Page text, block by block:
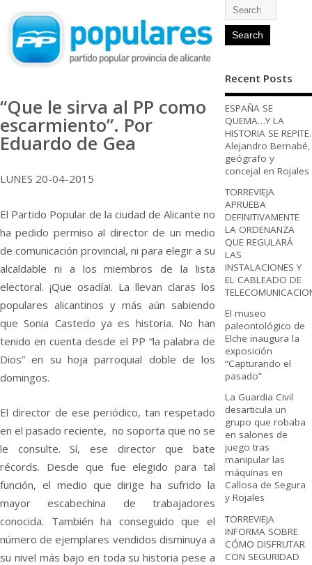
“Que le sirva al PP como
escarmiento”. Por
Eduardo de Gea
LUNES 20-04-2015
El Partido Popular de la ciudad de Alicante no
ha pedido permiso al director de un medio
de comunicación provincial, ni para elegir a su
alcaldable ni a los miembros de la lista
electoral. ¡Que osadía!. La llevan claras los
populares alicantinos y más aún sabiendo
que Sonia Castedo ya es historia. No han
tenido en cuenta desde el PP “la palabra de
Dios” en su hoja parroquial doble de los
domingos.
El director de ese periódico, tan respetado
en el pasado reciente, no soporta que no se
le consulte. Sí, ese director que bate
récords. Desde que fue elegido para tal
función, el medio que dirige ha sufrido la
mayor escabechina de trabajadores
conocida. También ha conseguido que el
número de ejemplares vendidos disminuya a
su nivel más bajo en toda su historia pese a
Recent Posts
ESPAÑA SE
QUEMA…Y LA
HISTORIA SE REPITE.
Alejandro Bernabé,
geógrafo y
concejal en Rojales
TORREVIEJA
APRUEBA
DEFINITIVAMENTE
LA ORDENANZA
QUE REGULARÁ
LAS
INSTALACIONES Y
EL CABLEADO DE
El museo
paleontológico de
Elche inaugura la
exposición
“Capturando el
pasado”
La Guardia Civil
desarticula un
grupo que robaba
en salones de
juego tras
manipular las
máquinas en
Callosa de Segura
y Rojales
TORREVIEJA
INFORMA SOBRE
CÓMO DISFRUTAR
CON SEGURIDAD